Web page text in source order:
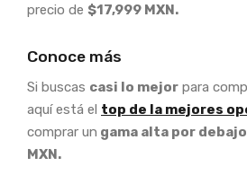
precio de $17,999 MXN.
Conoce más
Si buscas casi lo mejor para
aquí está el top de la mejores
comprar un gama alta por
MXN.